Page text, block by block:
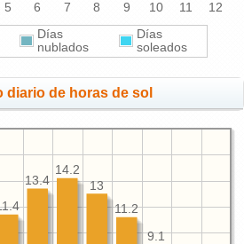
5 6 7 8 9 10 11 12
Días
nublados
Días
soleados
diario de horas de sol
9.1
11.2
13
14.2
13.4